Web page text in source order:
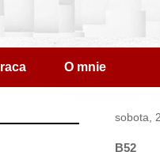
O mnie
sobota,
B52